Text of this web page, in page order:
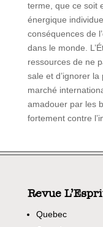
terme, que ce soit
énergique
conséquences de
dans le monde.
ressources de ne
sale et d’ignorer
marché
amadouer par les
fortement contre
Revue
Quebec